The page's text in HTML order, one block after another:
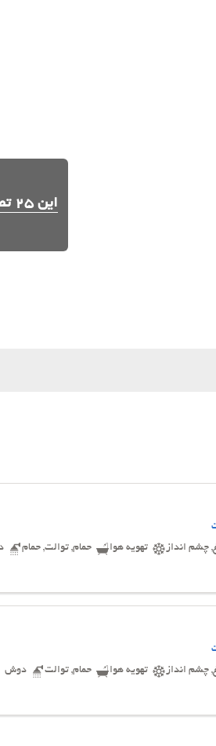
این 25 تصویر را ببینید.
چشم انداز
تهویه هوا حمام, توالت, حمام
چشم انداز
تهویه هوا حمام, توالت دوش